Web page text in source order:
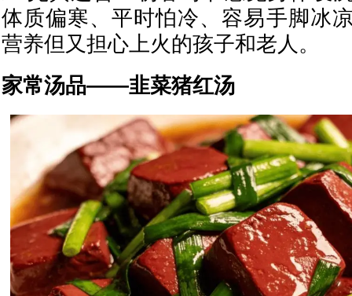
体质偏寒、平时怕冷、容易手脚冰
营养但又担心上火的孩子和老人。
家常汤品——韭菜猪红汤